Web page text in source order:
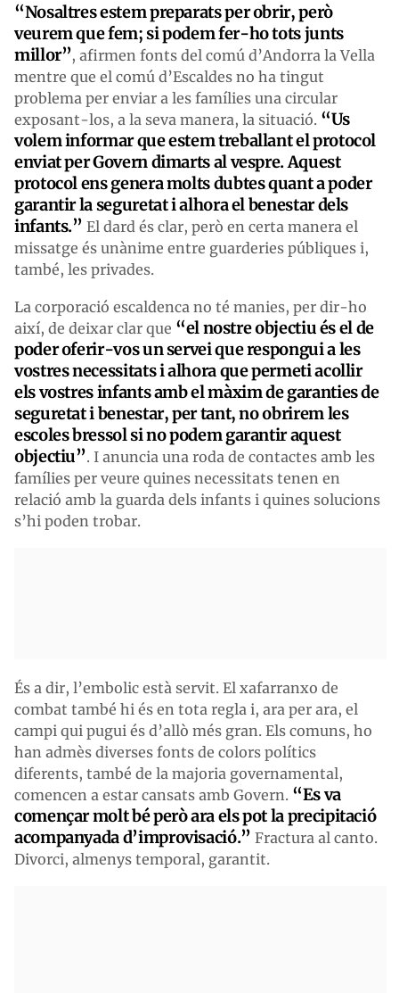
“Nosaltres estem preparats per obrir, però
veurem que fem; si podem fer-ho tots junts
millor”, afirmen fonts del comú d’Andorra la Vella
mentre que el comú d’Escaldes no ha tingut
problema per enviar a les famílies una circular
exposant-los, a la seva manera, la situació. “Us
volem informar que estem treballant el protocol
enviat per Govern dimarts al vespre. Aquest
protocol ens genera molts dubtes quant a poder
garantir la seguretat i alhora el benestar dels
infants.” El dard és clar, però en certa manera el
missatge és unànime entre guarderies públiques i,
també, les privades.
La corporació escaldenca no té manies, per dir-ho
així, de deixar clar que “el nostre objectiu és el de
poder oferir-vos un servei que respongui a les
vostres necessitats i alhora que permeti acollir
els vostres infants amb el màxim de garanties de
seguretat i benestar, per tant, no obrirem les
escoles bressol si no podem garantir aquest
objectiu”. I anuncia una roda de contactes amb les
famílies per veure quines necessitats tenen en
relació amb la guarda dels infants i quines solucions
s’hi poden trobar.
És a dir, l’embolic està servit. El xafarranxo de
combat també hi és en tota regla i, ara per ara, el
campi qui pugui és d’allò més gran. Els comuns, ho
han admès diverses fonts de colors polítics
diferents, també de la majoria governamental,
comencen a estar cansats amb Govern. “Es va
començar molt bé però ara els pot la precipitació
acompanyada d’improvisació.” Fractura al canto.
Divorci, almenys temporal, garantit.